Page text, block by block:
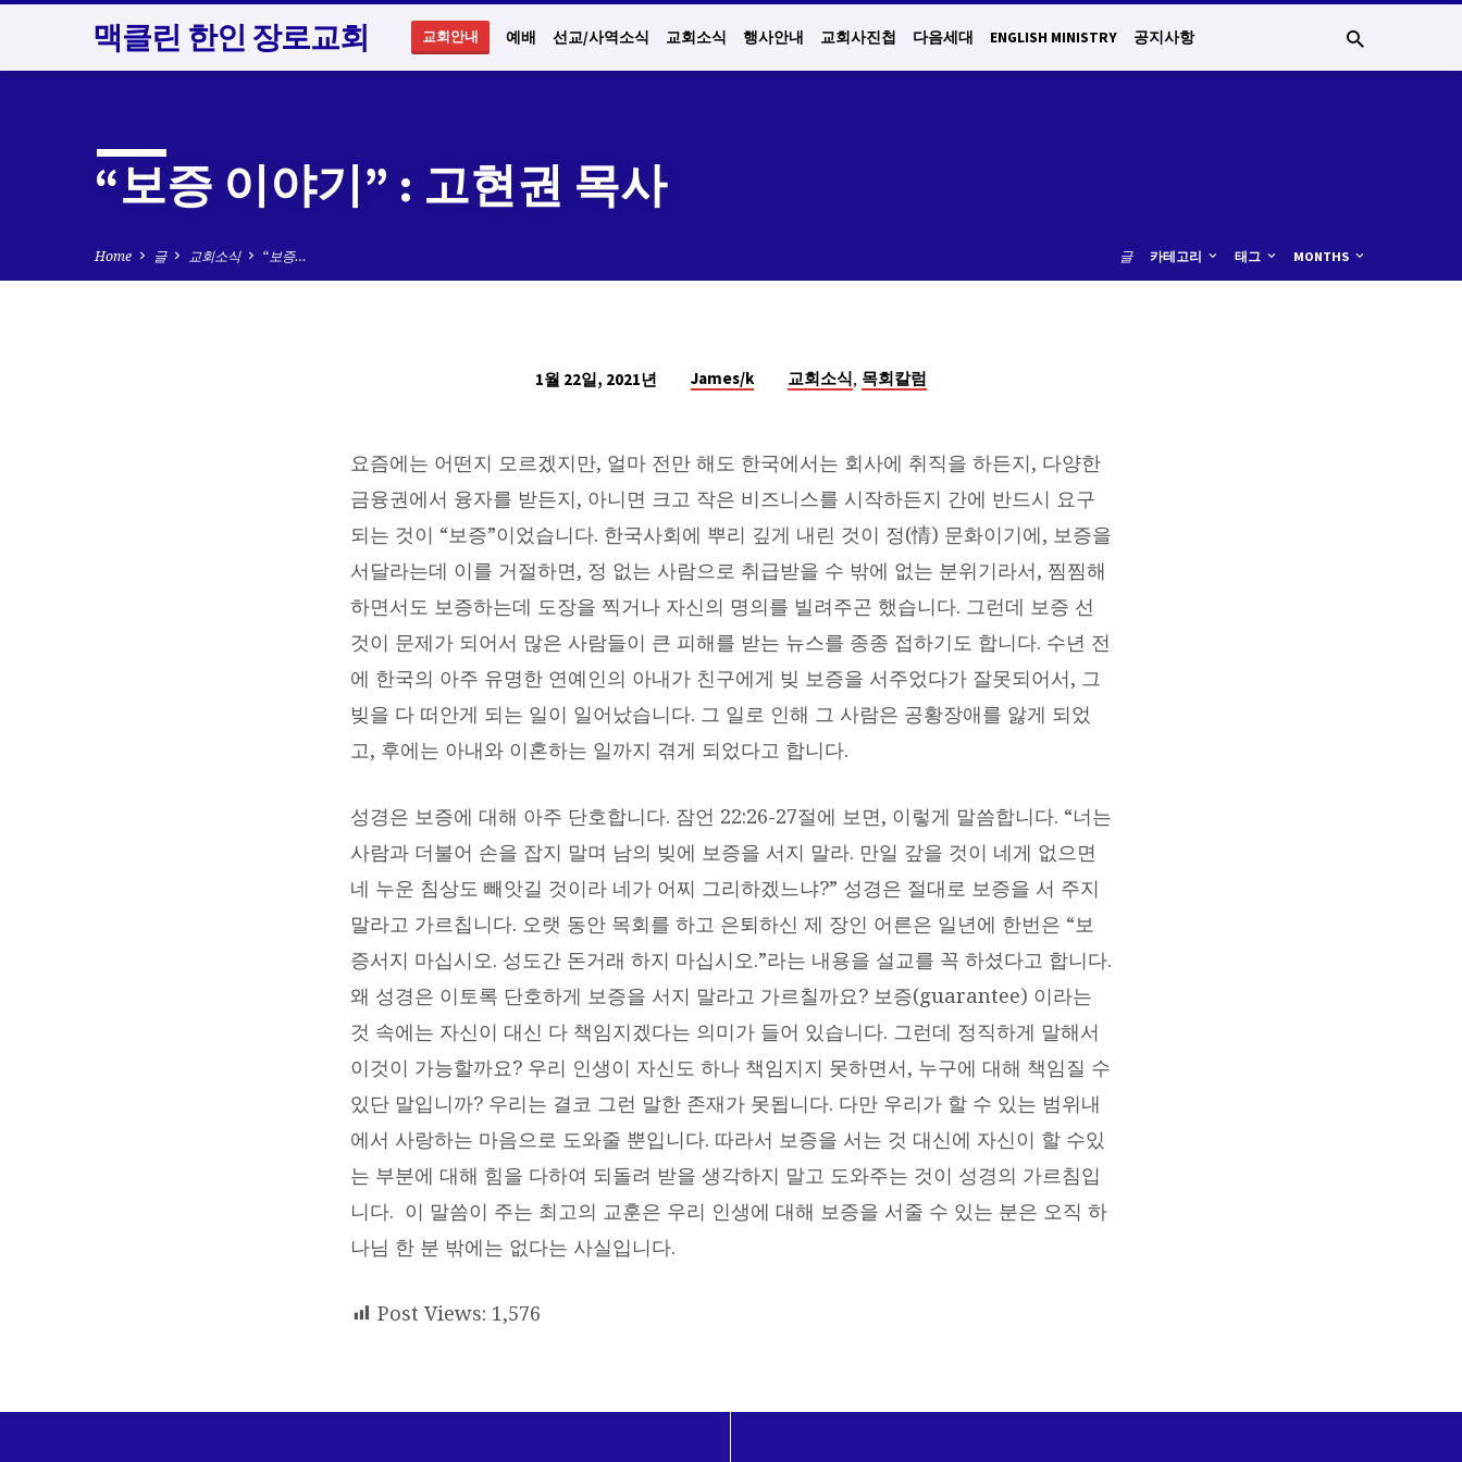
맥클린 한인 장로교회 교회안내 예배 선교/사역소식 교회소식 행사안내 교회사진첩 다음세대 ENGLISH MINISTRY 공지사항
“보증 이야기” : 고현권 목사
Home 글 교회소식 “보증… 글 카테고리 태그 MONTHS
1월 22일, 2021년 James/k 교회소식, 목회칼럼
요즘에는 어떤지 모르겠지만, 얼마 전만 해도 한국에서는 회사에 취직을 하든지, 다양한
금융권에서 융자를 받든지, 아니면 크고 작은 비즈니스를 시작하든지 간에 반드시 요구
되는 것이 “보증”이었습니다. 한국사회에 뿌리 깊게 내린 것이 정(情) 문화이기에, 보증을
서달라는데 이를 거절하면, 정 없는 사람으로 취급받을 수 밖에 없는 분위기라서, 찜찜해
하면서도 보증하는데 도장을 찍거나 자신의 명의를 빌려주곤 했습니다. 그런데 보증 선
것이 문제가 되어서 많은 사람들이 큰 피해를 받는 뉴스를 종종 접하기도 합니다. 수년 전
에 한국의 아주 유명한 연예인의 아내가 친구에게 빚 보증을 서주었다가 잘못되어서, 그
빚을 다 떠안게 되는 일이 일어났습니다. 그 일로 인해 그 사람은 공황장애를 앓게 되었
고, 후에는 아내와 이혼하는 일까지 겪게 되었다고 합니다.
성경은 보증에 대해 아주 단호합니다. 잠언 22:26-27절에 보면, 이렇게 말씀합니다. “너는
사람과 더불어 손을 잡지 말며 남의 빚에 보증을 서지 말라. 만일 갚을 것이 네게 없으면
네 누운 침상도 빼앗길 것이라 네가 어찌 그리하겠느냐?” 성경은 절대로 보증을 서 주지
말라고 가르칩니다. 오랫 동안 목회를 하고 은퇴하신 제 장인 어른은 일년에 한번은 “보
증서지 마십시오. 성도간 돈거래 하지 마십시오.”라는 내용을 설교를 꼭 하셨다고 합니다.
왜 성경은 이토록 단호하게 보증을 서지 말라고 가르칠까요? 보증(guarantee) 이라는
것 속에는 자신이 대신 다 책임지겠다는 의미가 들어 있습니다. 그런데 정직하게 말해서
이것이 가능할까요? 우리 인생이 자신도 하나 책임지지 못하면서, 누구에 대해 책임질 수
있단 말입니까? 우리는 결코 그런 말한 존재가 못됩니다. 다만 우리가 할 수 있는 범위내
에서 사랑하는 마음으로 도와줄 뿐입니다. 따라서 보증을 서는 것 대신에 자신이 할 수있
는 부분에 대해 힘을 다하여 되돌려 받을 생각하지 말고 도와주는 것이 성경의 가르침입
니다. 이 말씀이 주는 최고의 교훈은 우리 인생에 대해 보증을 서줄 수 있는 분은 오직 하
나님 한 분 밖에는 없다는 사실입니다.
Post Views: 1,576